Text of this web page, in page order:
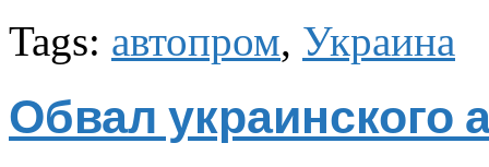
Tags: автопром, Украина
Обвал украинского